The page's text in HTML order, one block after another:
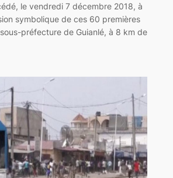
le vendredi 7 décembre 2018, à
symbolique de ces 60 premières
préfecture de Guianlé, à 8 km de